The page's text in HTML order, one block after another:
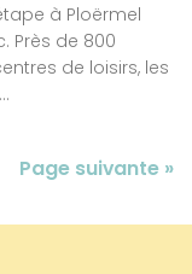
à Ploërmel
Près de 800
de loisirs, les
Page suivante »